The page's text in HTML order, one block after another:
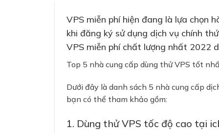
VPS miễn phí hiện đang là lựa chọn
khi đăng ký sử dụng dịch vụ chính
VPS miễn phí chất lượng nhất 2022
Top 5 nhà cung cấp dùng thử VPS tốt
Dưới đây là danh sách 5 nhà cung cấp
bạn có thể tham khảo gồm:
1. Dùng thử VPS tốc độ cao tại